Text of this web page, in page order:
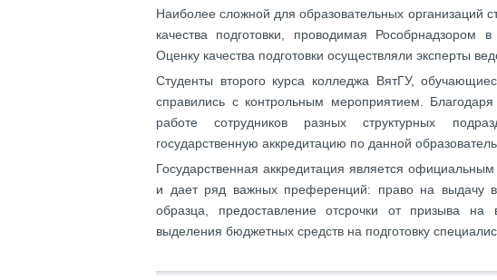
Наиболее сложной для образовательных организаций
качества подготовки, проводимая Рособрнадзором в
Оценку качества подготовки осуществляли эксперты
Студенты второго курса колледжа ВятГУ,
справились с контрольным мероприятием.
работе сотрудников разных структурных
государственную аккредитацию по данной
Государственная аккредитация является
и дает ряд важных преференций: право на выдачу
образца, предоставление отсрочки от призыва
выделения бюджетных средств на подготовку